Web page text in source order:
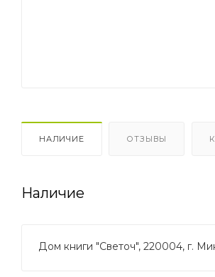
НАЛИЧИЕ ОТЗЫВЫ
Наличие
Дом книги "Светоч", 220004, г.